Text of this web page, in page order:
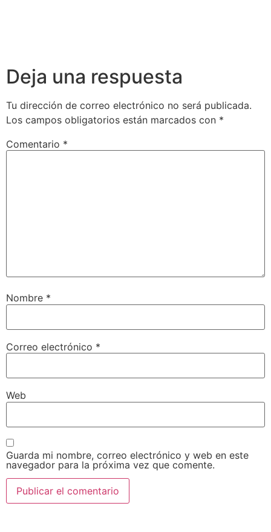
Deja una respuesta
Tu dirección de correo electrónico no será publicada.
Los campos obligatorios están marcados con *
Comentario *
Nombre *
Correo electrónico *
Web
Guarda mi nombre, correo electrónico y web en este
navegador para la próxima vez que comente.